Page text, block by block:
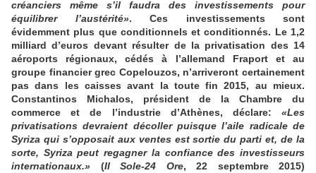
créanciers même s’il faudra des investissements pour
équilibrer l’austérité». Ces investissements sont
évidemment plus que conditionnels et conditionnés. Le 1,2
milliard d’euros devant résulter de la privatisation des 14
aéroports régionaux, cédés à l’allemand Fraport et au
groupe financier grec Copelouzos, n’arriveront certainement
pas dans les caisses avant la toute fin 2015, au mieux.
Constantinos Michalos, président de la Chambre du
commerce et de l’industrie d’Athènes, déclare: «Les
privatisations devraient décoller puisque l’aile radicale de
Syriza qui s’opposait aux ventes est sortie du parti et, de la
sorte, Syriza peut regagner la confiance des investisseurs
internationaux.» (Il Sole-24 Ore, 22 septembre 2015)